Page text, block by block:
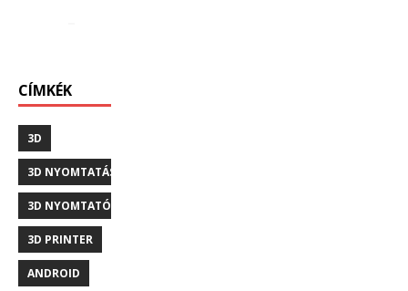
CÍMKÉK
3D
3D NYOMTATÁS
3D NYOMTATÓ
3D PRINTER
ANDROID